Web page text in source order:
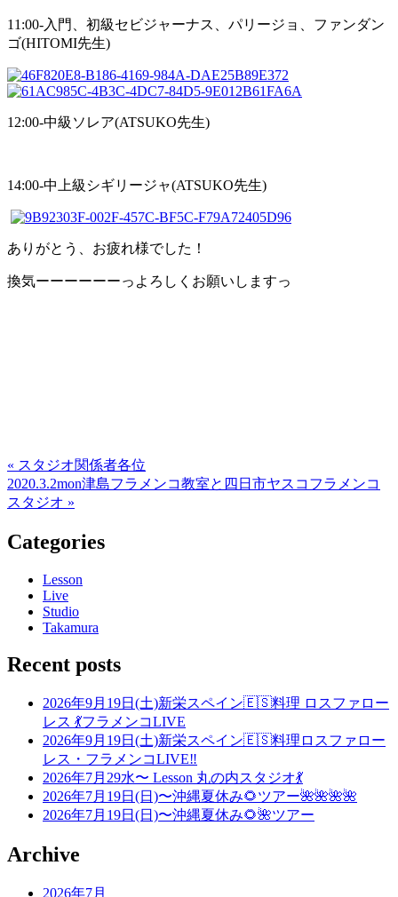
11:00-入門、初級セビジャーナス、パリージョ、ファンダン
ゴ(HITOMI先生)
12:00-中級ソレア(ATSUKO先生)
14:00-中上級シギリージャ(ATSUKO先生)
ありがとう、お疲れ様でした！
換気ーーーーーーっよろしくお願いしますっ
« スタジオ関係者各位
2020.3.2mon津島フラメンコ教室と四日市ヤスコフラメンコ
スタジオ »
Categories
Lesson
Live
Studio
Takamura
Recent posts
2026年9月19日(土)新栄スペイン🇪🇸料理 ロスファロー
レス 💃フラメンコLIVE
2026年9月19日(土)新栄スペイン🇪🇸料理ロスファロー
レス・フラメンコLIVE‼️
2026年7月29水〜 Lesson 丸の内スタジオ💃
2026年7月19日(日)〜沖縄夏休み🌻ツアー🌺🌺🌺🌺
2026年7月19日(日)〜沖縄夏休み🌻🌺ツアー
Archive
2026年7月